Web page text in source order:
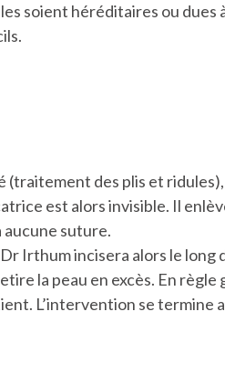
soient héréditaires ou dues à
(traitement des plis et ridules),
est alors invisible. Il
aucune suture.
Irthum incisera alors le long
la peau en excès. En
L’intervention se termine